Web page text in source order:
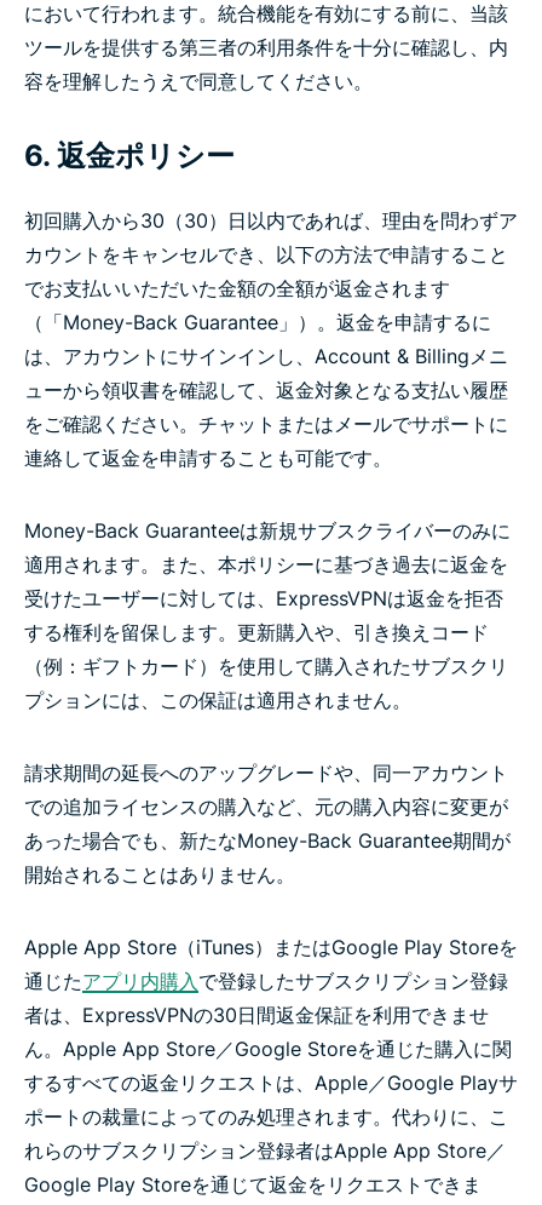
において行われます。統合機能を有効にする前に、当該
ツールを提供する第三者の利用条件を十分に確認し、内
容を理解したうえで同意してください。
6. 返金ポリシー
初回購入から30（30）日以内であれば、理由を問わずア
カウントをキャンセルでき、以下の方法で申請すること
でお支払いいただいた金額の全額が返金されます
（「Money-Back Guarantee」）。返金を申請するに
は、アカウントにサインインし、Account & Billingメニ
ューから領収書を確認して、返金対象となる支払い履歴
をご確認ください。チャットまたはメールでサポートに
連絡して返金を申請することも可能です。
Money-Back Guaranteeは新規サブスクライバーのみに
適用されます。また、本ポリシーに基づき過去に返金を
受けたユーザーに対しては、ExpressVPNは返金を拒否
する権利を留保します。更新購入や、引き換えコード
（例：ギフトカード）を使用して購入されたサブスクリ
プションには、この保証は適用されません。
請求期間の延長へのアップグレードや、同一アカウント
での追加ライセンスの購入など、元の購入内容に変更が
あった場合でも、新たなMoney-Back Guarantee期間が
開始されることはありません。
Apple App Store（iTunes）またはGoogle Play Storeを
通じたアプリ内購入で登録したサブスクリプション登録
者は、ExpressVPNの30日間返金保証を利用できませ
ん。Apple App Store／Google Storeを通じた購入に関
するすべての返金リクエストは、Apple／Google Playサ
ポートの裁量によってのみ処理されます。代わりに、こ
れらのサブスクリプション登録者はApple App Store／
Google Play Storeを通じて返金をリクエストできま